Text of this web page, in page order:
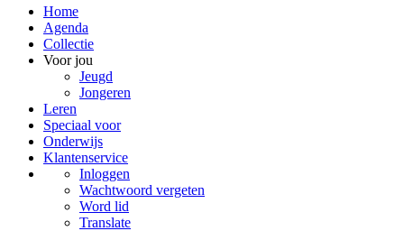
Home
Agenda
Collectie
Voor jou
Jeugd
Jongeren
Leren
Speciaal voor
Onderwijs
Klantenservice
Inloggen
Wachtwoord vergeten
Word lid
Translate